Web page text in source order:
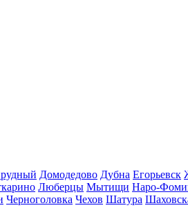
Домодедово Дубна Егорьевск
Люберцы Мытищи Наро-
Черноголовка Чехов Шатура